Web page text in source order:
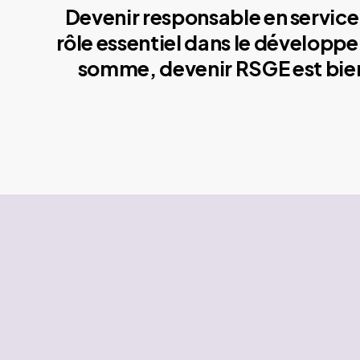
Devenir responsable en
rôle essentiel dans le
somme, devenir RSGE est